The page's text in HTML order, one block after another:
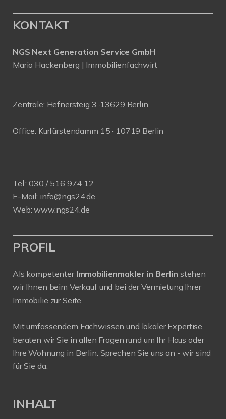
KONTAKT
NGS Next Generation Service GmbH
Mario Hackenberg | Immobilienfachwirt
Zentrale: Hefnersteig 3 ·13629 Berlin
Office: Kurfürstendamm 15 · 10719 Berlin
Tel.:030 / 516 974 12
E-Mail: info@ngs24.de
Web:www.ngs24.de
PROFIL
Als kompetenter Immobilienmakler in Berlin stehen
wir Ihnen beim Verkauf und bei der Vermietung Ihrer
Immobilie zur Seite.
Mit umfassendem Fachwissen und lokaler Expertise
beraten wir Sie in allen Fragen rund um Ihr Haus oder
Ihre Wohnung in Berlin. Sprechen Sie uns an - wir sind
für Sie da.
INHALT